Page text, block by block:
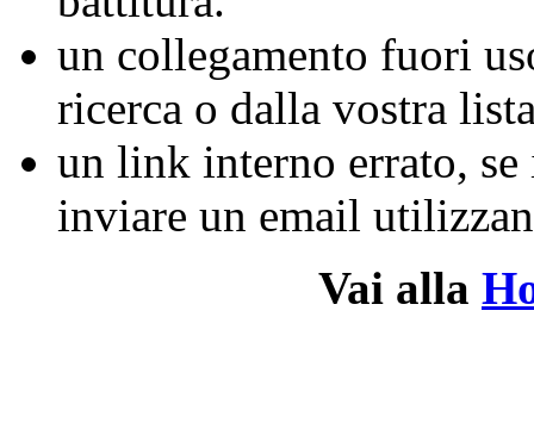
un collegamento fuori
ricerca o dalla vostra
un link interno errato,
inviare un email
Vai alla